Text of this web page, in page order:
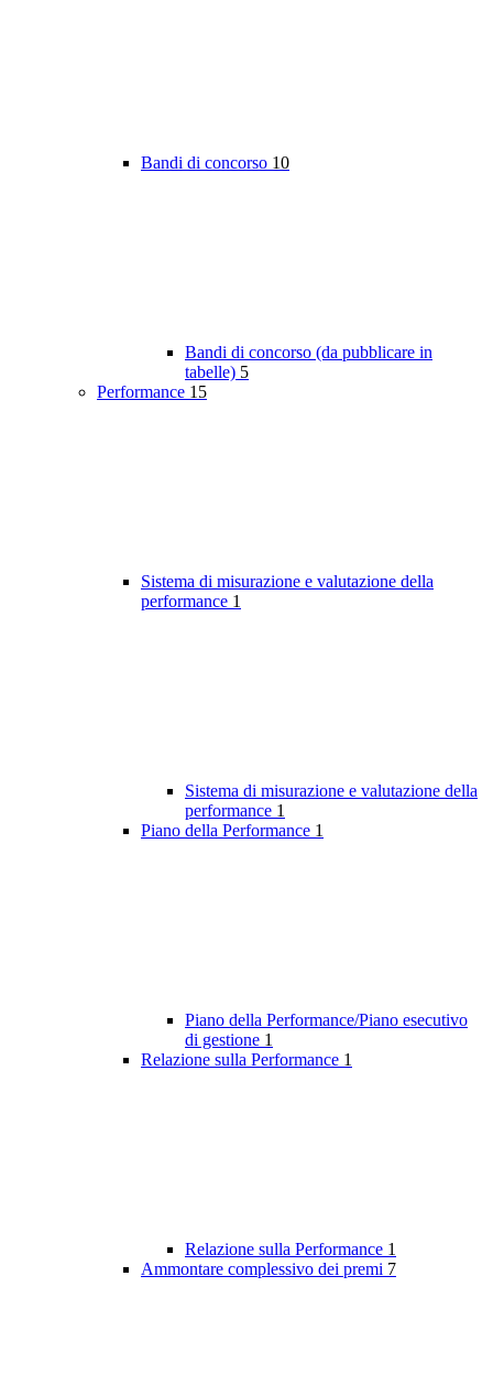
Bandi di concorso 10
Bandi di concorso (da pubblicare in
tabelle) 5
Performance 15
Sistema di misurazione e valutazione della
performance 1
Sistema di misurazione e valutazione della
performance 1
Piano della Performance 1
Piano della Performance/Piano esecutivo
di gestione 1
Relazione sulla Performance 1
Relazione sulla Performance 1
Ammontare complessivo dei premi 7